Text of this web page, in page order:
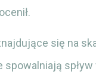
się na
spowalniają